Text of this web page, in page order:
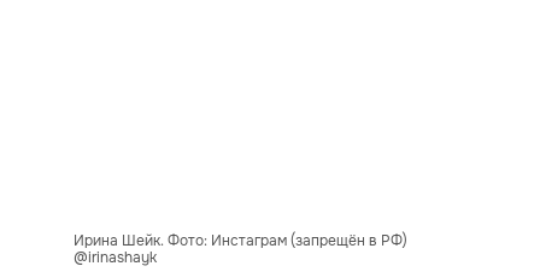
Ирина Шейк. Фото: Инстаграм (запрещён в РФ)
@irinashayk